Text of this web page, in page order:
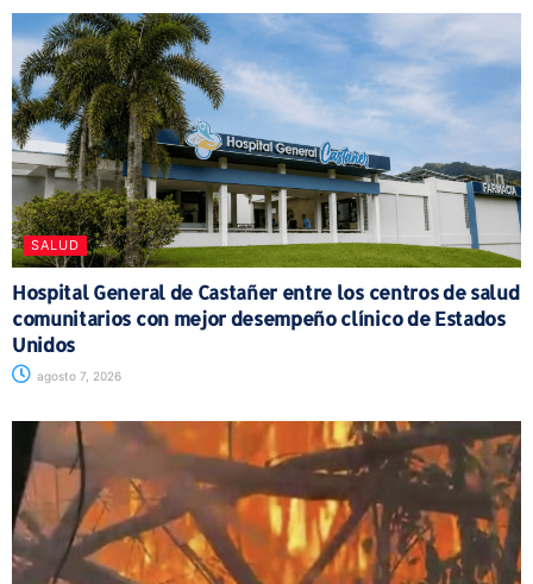
SALUD
Hospital General de Castañer entre los centros de salud
comunitarios con mejor desempeño clínico de Estados
Unidos
agosto 7, 2026